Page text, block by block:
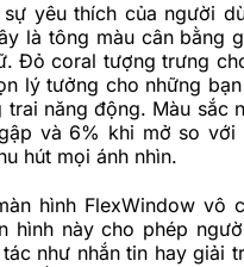
yêu thích của người
là tông màu cân bằng
Đỏ coral tượng trưng
lý tưởng cho những
năng động. Màu sắc
và 6% khi mở so với
hút mọi ánh nhìn.
hình FlexWindow vô
hình này cho phép
như nhắn tin hay giải